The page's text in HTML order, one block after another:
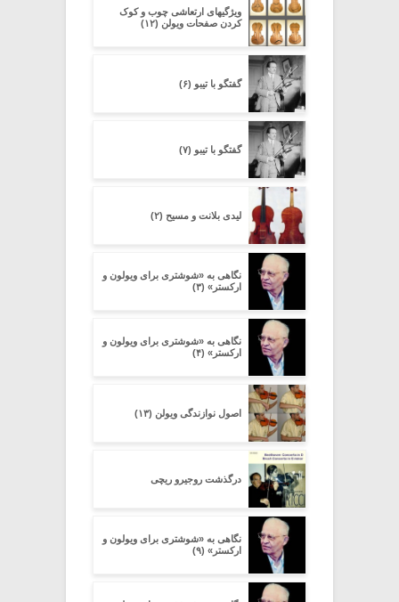
ویژگیهای ارتعاشی چوب و کوک
کردن صفحات ویولن (۱۲)
گفتگو با تیبو (۶)
گفتگو با تیبو (۷)
لیدی بلانت و مسیح (۲)
نگاهی به «شوشتری برای ویولون و
ارکستر» (۳)
نگاهی به «شوشتری برای ویولون و
ارکستر» (۴)
اصول نوازندگی ویولن (۱۳)
درگذشت روجیرو ریچی
نگاهی به «شوشتری برای ویولون و
ارکستر» (۹)